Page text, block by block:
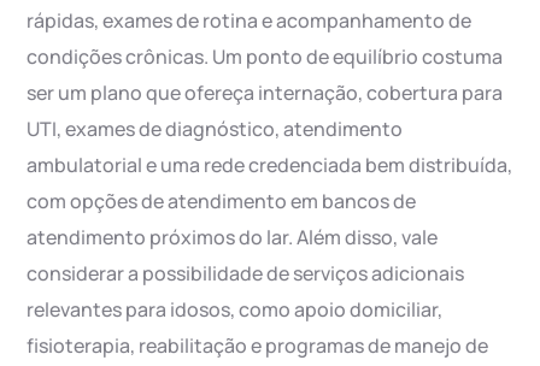
rápidas, exames de rotina e acompanhamento de
condições crônicas. Um ponto de equilíbrio costuma
ser um plano que ofereça internação, cobertura para
UTI, exames de diagnóstico, atendimento
ambulatorial e uma rede credenciada bem distribuída,
com opções de atendimento em bancos de
atendimento próximos do lar. Além disso, vale
considerar a possibilidade de serviços adicionais
relevantes para idosos, como apoio domiciliar,
fisioterapia, reabilitação e programas de manejo de